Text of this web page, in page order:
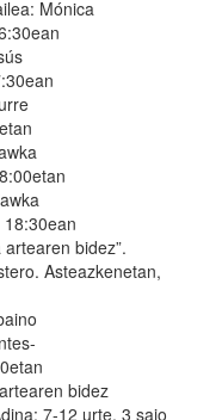
Mónica
bidez”.
Asteazkenetan,
bidez
7-12 urte. 3 saio